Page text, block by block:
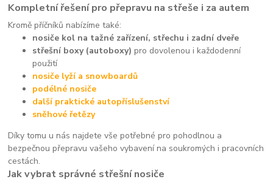
Kompletní řešení pro přepravu na střeše i za autem
Kromě příčníků nabízíme také:
nosiče kol na tažné zařízení, střechu i zadní dveře
střešní boxy (autoboxy) pro dovolenou i každodenní
použití
nosiče lyží a snowboardů
podélné nosiče
další praktické autopříslušenství
sněhové řetězy
Díky tomu u nás najdete vše potřebné pro pohodlnou a
bezpečnou přepravu vašeho vybavení na soukromých i pracovních
cestách.
Jak vybrat správné střešní nosiče